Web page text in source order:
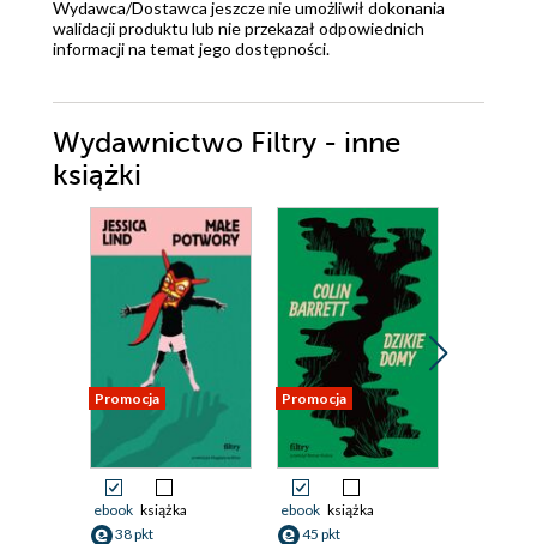
Wydawca/Dostawca jeszcze nie umożliwił dokonania
walidacji produktu lub nie przekazał odpowiednich
informacji na temat jego dostępności.
Wydawnictwo Filtry - inne
książki
Promocja
ebook książka
38 pkt
Promocja
ebook książka
45 pkt